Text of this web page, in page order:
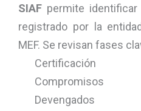
SIAF permite
registrado por la
MEF. Se revisan fases
Certificación
Compromisos
Devengados